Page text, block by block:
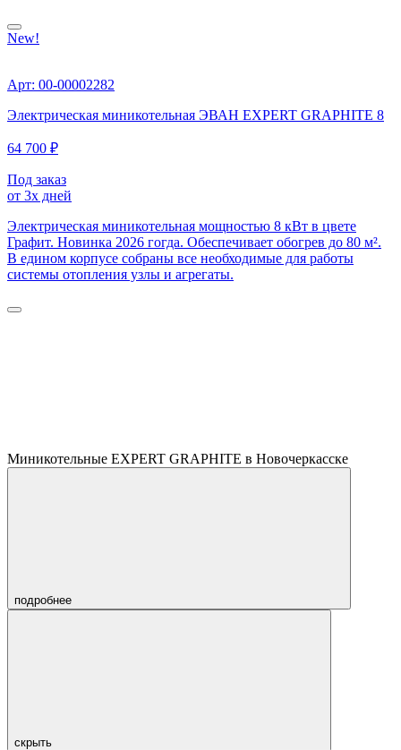
New!
Арт: 00-00002282
Электрическая миникотельная ЭВАН EXPERT GRAPHITE 8
64 700 ₽
Под заказ
от 3х дней
Электрическая миникотельная мощностью 8 кВт в цвете
Графит. Новинка 2026 гогда. Обеспечивает обогрев до 80 м².
В едином корпусе собраны все необходимые для работы
системы отопления узлы и агрегаты.
Миникотельные EXPERT GRAPHITE в Новочеркасске
подробнее
скрыть